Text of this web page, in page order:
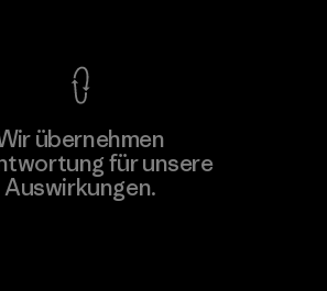
übernehmen
für unsere
Auswirkungen.